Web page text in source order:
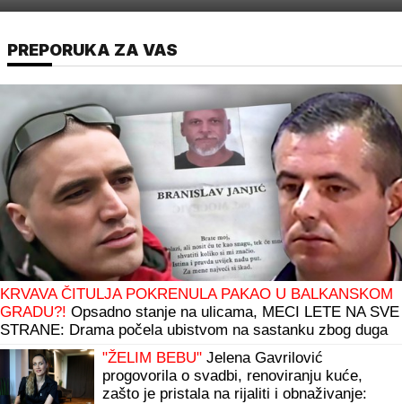
PREPORUKA ZA VAS
KRVAVA ČITULJA POKRENULA PAKAO U BALKANSKOM
GRADU?! Opsadno stanje na ulicama, MECI LETE NA SVE
STRANE: Drama počela ubistvom na sastanku zbog duga
Zviceru, onda je usledio HAOS (FOTO)
"ŽELIM BEBU" Jelena Gavrilović
progovorila o svadbi, renoviranju kuće,
zašto je pristala na rijaliti i obnaživanje: